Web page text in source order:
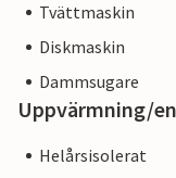
Tvättmaskin
Diskmaskin
Dammsugare
Uppvärmning/
Helårsisolerat